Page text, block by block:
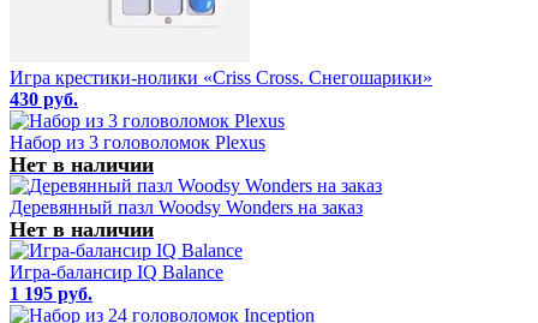
Игра крестики-нолики «Criss Cross. Снегошарики»
430 руб.
Набор из 3 головоломок Plexus
Нет в наличии
Деревянный пазл Woodsy Wonders на заказ
Нет в наличии
Игра-балансир IQ Balance
1 195 руб.